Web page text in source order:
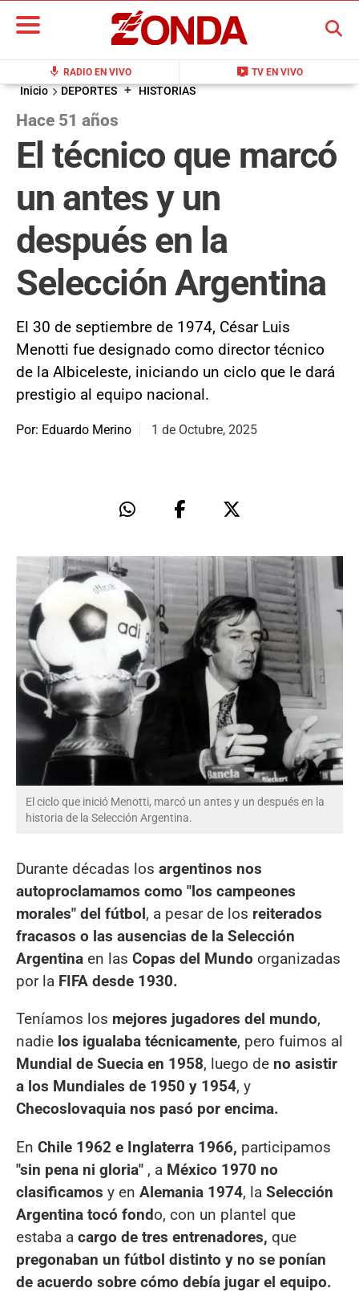
mic RADIO EN VIVO live_tv TV EN VIVO
BUSCAR
Inicio DEPORTES + HISTORIAS
Hace 51 años
El técnico que marcó
un antes y un
después en la
Selección Argentina
El 30 de septiembre de 1974, César Luis
Menotti fue designado como director técnico
de la Albiceleste, iniciando un ciclo que le dará
prestigio al equipo nacional.
Por: Eduardo Merino 1 de Octubre, 2025
El ciclo que inició Menotti, marcó un antes y un después en la
historia de la Selección Argentina.
Durante décadas los argentinos nos
autoproclamamos como "los campeones
morales" del fútbol, a pesar de los reiterados
fracasos o las ausencias de la Selección
Argentina en las Copas del Mundo organizadas
por la FIFA desde 1930.
Teníamos los mejores jugadores del mundo,
nadie los igualaba técnicamente, pero fuimos al
Mundial de Suecia en 1958, luego de no asistir
a los Mundiales de 1950 y 1954, y
Checoslovaquia nos pasó por encima.
En Chile 1962 e Inglaterra 1966, participamos
"sin pena ni gloria" , a México 1970 no
clasificamos y en Alemania 1974, la Selección
Argentina tocó fondo, con un plantel que
estaba a cargo de tres entrenadores, que
pregonaban un fútbol distinto y no se ponían
de acuerdo sobre cómo debía jugar el equipo.